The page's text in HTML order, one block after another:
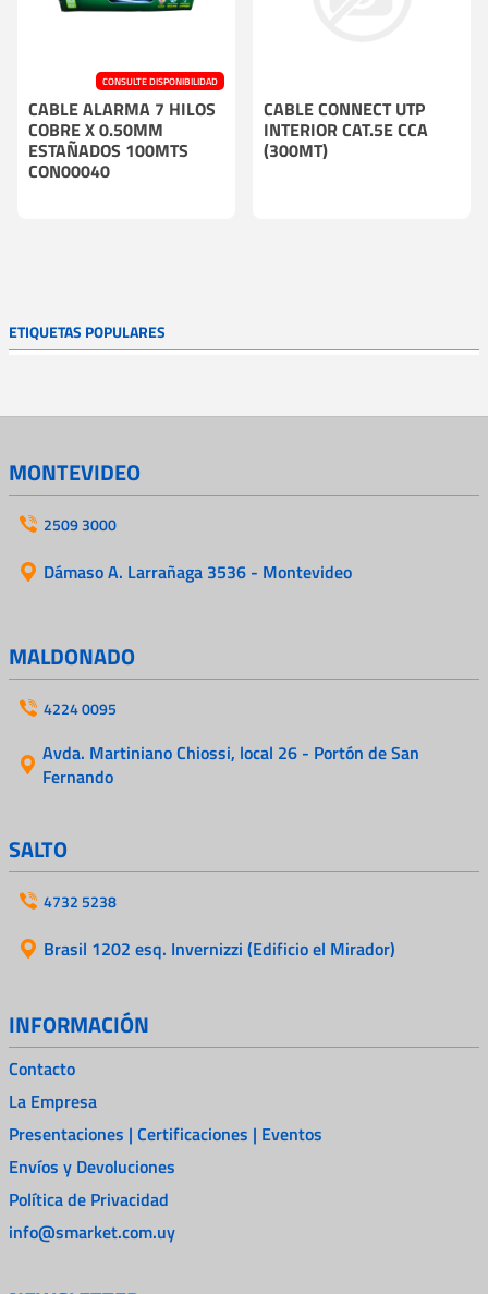
CONSULTE DISPONIBILIDAD
CABLE ALARMA 7 HILOS
COBRE X 0.50MM
ESTAÑADOS 100MTS
CON00040
CABLE CONNECT UTP
INTERIOR CAT.5E CCA
(300MT)
ETIQUETAS POPULARES
MONTEVIDEO
2509 3000
Dámaso A. Larrañaga 3536 - Montevideo
MALDONADO
4224 0095
Avda. Martiniano Chiossi, local 26 - Portón de San
Fernando
SALTO
4732 5238
Brasil 1202 esq. Invernizzi (Edificio el Mirador)
INFORMACIÓN
Contacto
La Empresa
Presentaciones | Certificaciones | Eventos
Envíos y Devoluciones
Política de Privacidad
info@smarket.com.uy